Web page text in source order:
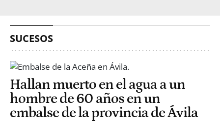
SUCESOS
Hallan muerto en el agua a un
hombre de 60 años en un
embalse de la provincia de Ávila